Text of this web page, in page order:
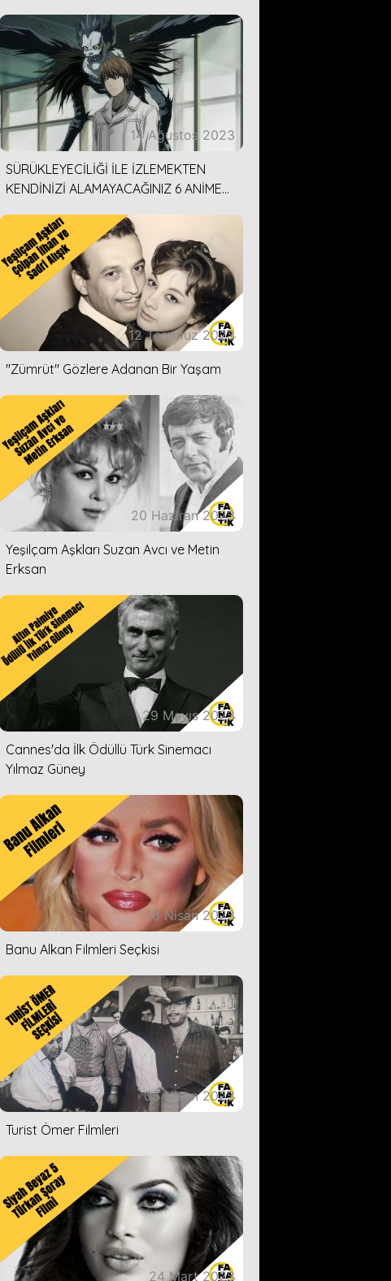
14 Ağustos 2023
SÜRÜKLEYECİLİĞİ İLE İZLEMEKTEN
KENDİNİZİ ALAMAYACAĞINIZ 6 ANİME
12 Temmuz 2023
''Zümrüt'' Gözlere Adanan Bir Yaşam
20 Haziran 2023
Yeşilçam Aşkları Suzan Avcı ve Metin
Erksan
29 Mayıs 2023
Cannes'da İlk Ödüllü Türk Sinemacı
Yılmaz Güney
18 Nisan 2023
Banu Alkan Filmleri Seçkisi
05 Nisan 2023
Turist Ömer Filmleri
24 Mart 2023